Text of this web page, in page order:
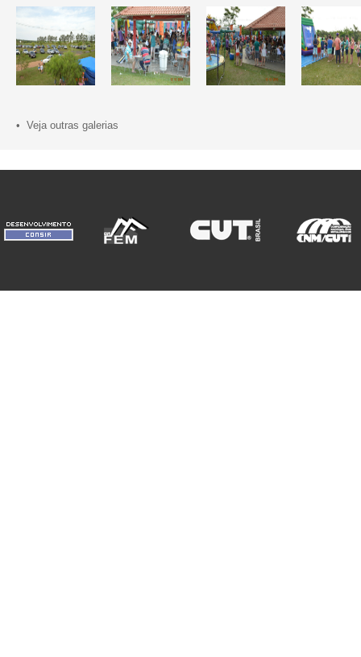
• Veja outras galerias